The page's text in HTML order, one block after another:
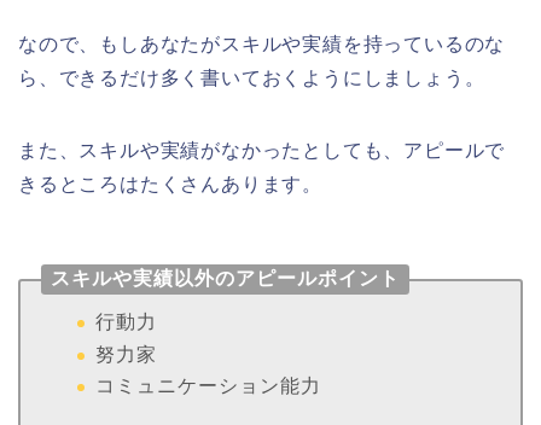
なので、もしあなたがスキルや実績を持っているのな
ら、できるだけ多く書いておくようにしましょう。
また、スキルや実績がなかったとしても、アピールで
きるところはたくさんあります。
スキルや実績以外のアピールポイント
行動力
努力家
コミュニケーション能力